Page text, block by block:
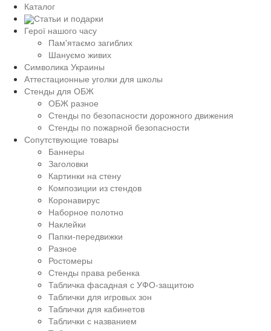
Каталог
Статьи и подарки
Герої нашого часу
Пам'ятаємо загиблих
Шануємо живих
Символика Украины
Аттестационные уголки для школы
Стенды для ОБЖ
ОБЖ разное
Стенды по безопасности дорожного движения
Стенды по пожарной безопасности
Сопутствующие товары
Баннеры
Заголовки
Картинки на стену
Композиции из стендов
Коронавирус
Наборное полотно
Наклейки
Папки-передвижки
Разное
Ростомеры
Стенды права ребенка
Табличка фасадная с УФО-защитою
Таблички для игровых зон
Таблички для кабинетов
Таблички с названием